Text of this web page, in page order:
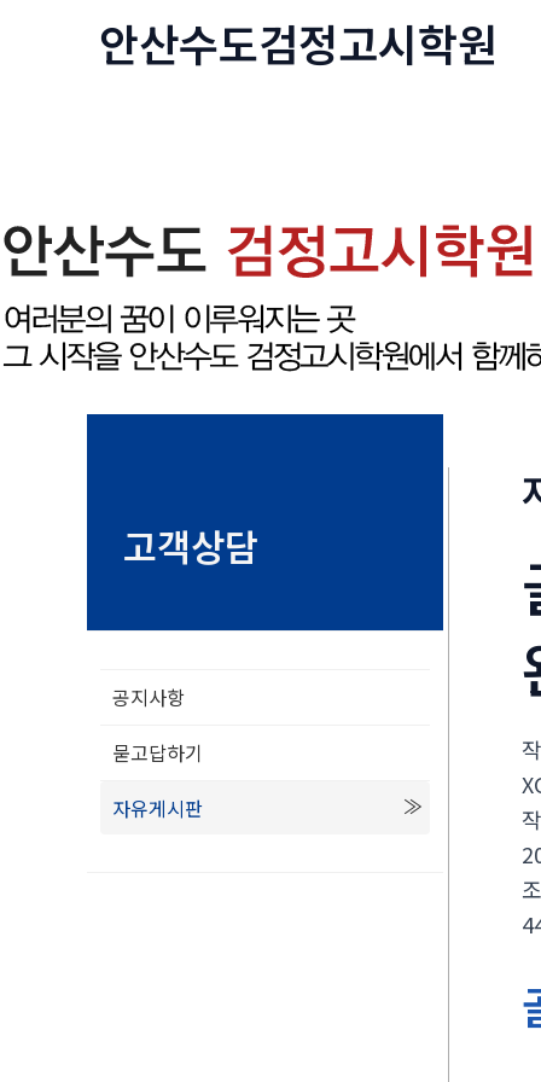
뛰
기
안산수도검정고시학원
고객상담
공지사항
묻고답하기
자유게시판